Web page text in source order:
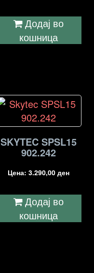
Додај во
кошница
SKYTEC SPSL15
902.242
Цена: 3.290,00 ден
Додај во
кошница